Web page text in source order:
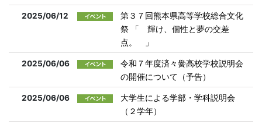
2025/06/12
第３７回熊本県高等学校総合文化
祭 「 輝け、個性と夢の交差
点。 」
2025/06/06
令和７年度済々黌高校学校説明会
の開催について（予告）
2025/06/06
大学生による学部・学科説明会
（２学年）